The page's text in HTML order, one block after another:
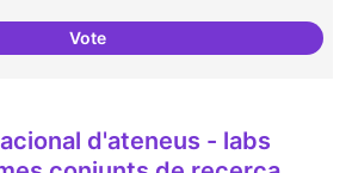
VoteErasmus Canòdrom
d'ateneus - labs